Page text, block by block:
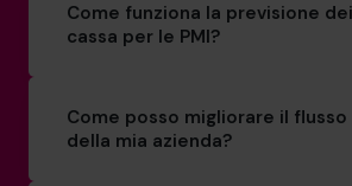
Come funziona la previsione
cassa per le PMI?
Come posso migliorare il flusso
della mia azienda?